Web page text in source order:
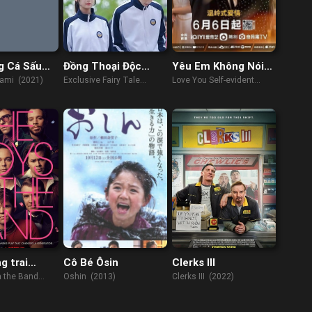
Cá Sấu
(2021)
Đồng Thoại Độc
Nhất
Exclusive Fairy Tale
Yêu Em Không Nói
Cũng Hiểu
Love You Self-evident
trai
cá
the Band
Cô Bé Ôsin
Oshin (2013)
Clerks III
Clerks III (2022)